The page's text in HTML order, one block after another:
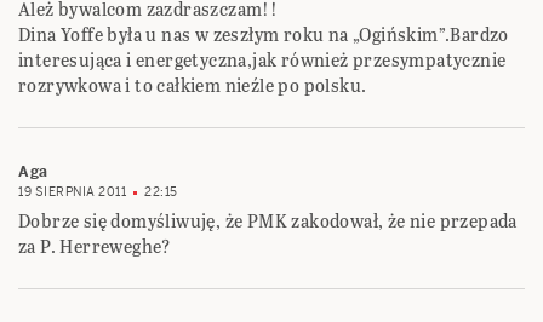
Ależ bywalcom zazdraszczam!!
Dina Yoffe była u nas w zeszłym roku na „Ogińskim”.Bardzo
interesująca i energetyczna,jak również przesympatycznie
rozrywkowa i to całkiem nieźle po polsku.
Aga
19 SIERPNIA 2011 22:15
Dobrze się domyśliwuję, że PMK zakodował, że nie przepada
za P. Herreweghe?